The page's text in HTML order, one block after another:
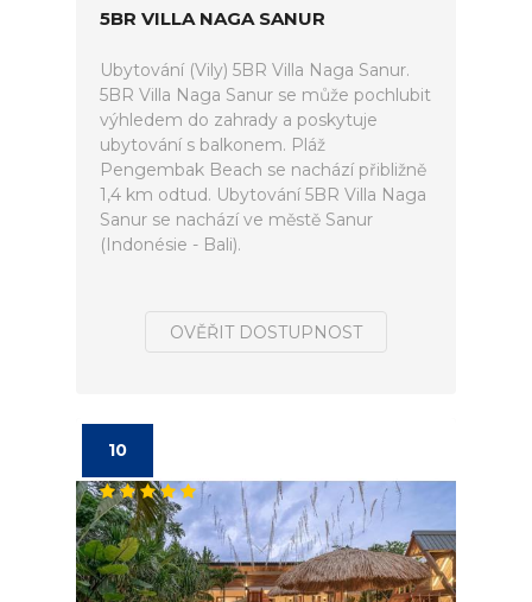
5BR VILLA NAGA SANUR
Ubytování (Vily) 5BR Villa Naga Sanur.
5BR Villa Naga Sanur se může pochlubit
výhledem do zahrady a poskytuje
ubytování s balkonem. Pláž
Pengembak Beach se nachází přibližně
1,4 km odtud. Ubytování 5BR Villa Naga
Sanur se nachází ve městě Sanur
(Indonésie - Bali).
OVĚŘIT DOSTUPNOST
10